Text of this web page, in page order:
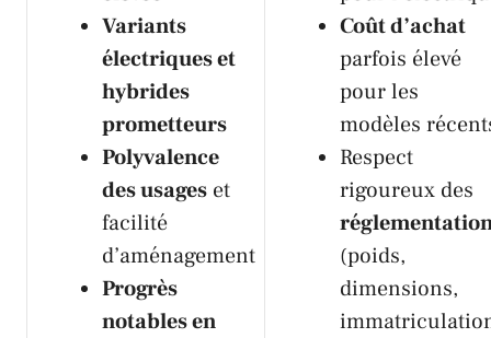
Variants
électriques et
hybrides
prometteurs
Polyvalence
des usages et
facilité
d’aménagement
Progrès
notables en
Coût d’achat
parfois élevé
pour les
modèles
Respect
rigoureux des
(poids,
dimensions,